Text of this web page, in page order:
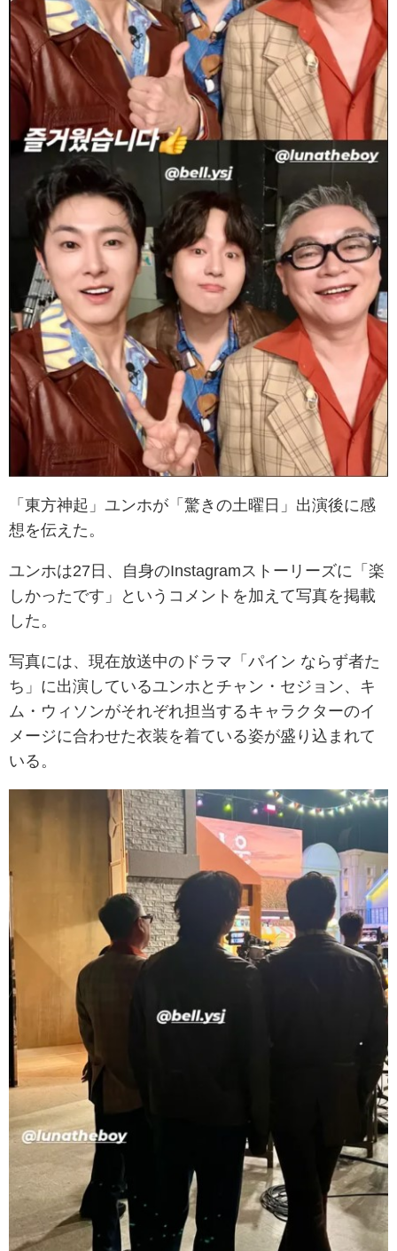
「東方神起」ユンホが「驚きの土曜日」出演後に感
想を伝えた。
ユンホは27日、自身のInstagramストーリーズに「楽
しかったです」というコメントを加えて写真を掲載
した。
写真には、現在放送中のドラマ「パイン ならず者た
ち」に出演しているユンホとチャン・セジョン、キ
ム・ウィソンがそれぞれ担当するキャラクターのイ
メージに合わせた衣装を着ている姿が盛り込まれて
いる。